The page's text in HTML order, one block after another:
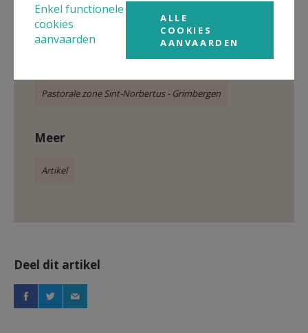
Gepubliceerd door
Pastorale zone Sint-Norbertus - Grimbergen
Meer
Artikel
Deel dit artikel
Enkel functionele
cookies
aanvaarden
ALLE
COOKIES
AANVAARDEN